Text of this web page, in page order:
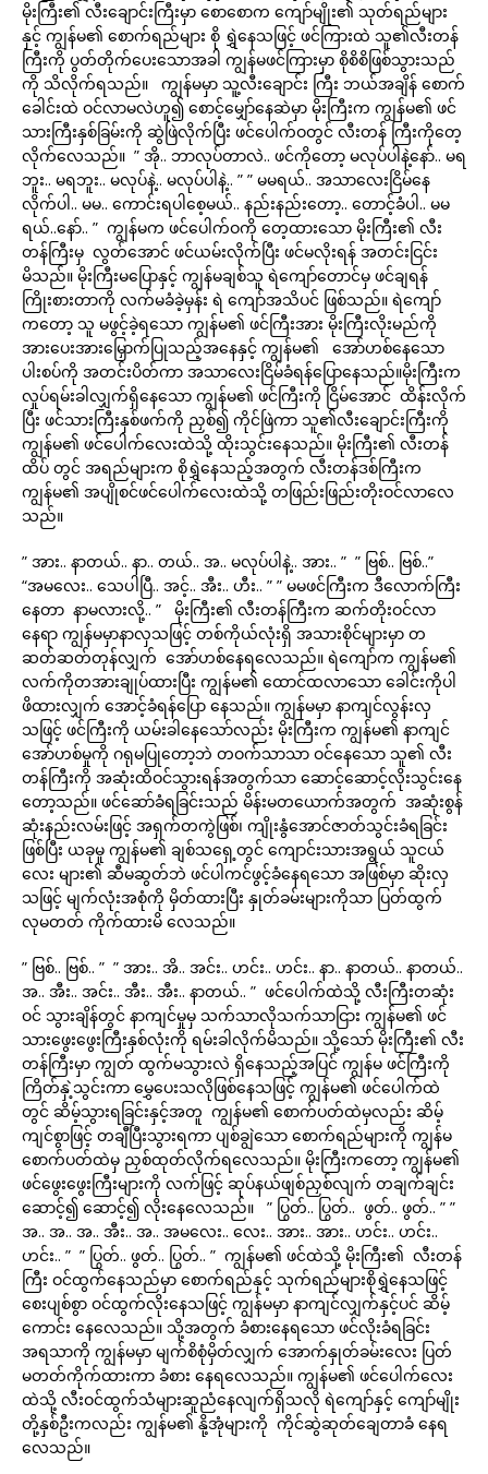
မိုးကြီး၏ လီးချောင်းကြီးမှာ စောစောက ကျော်မျိုး၏ သုတ်ရည်များ
နှင့် ကျွန်မ၏ စောက်ရည်များ စို ရွှဲနေသဖြင့် ဖင်ကြားထဲ သူ၏လီးတန်
ကြီးကို ပွတ်တိုက်ပေးသောအခါ ကျွန်မဖင်ကြားမှာ စိုစိစိဖြစ်သွားသည်
ကို သိလိုက်ရသည်။ ကျွန်မမှာ သူ့လီးချောင်း ကြီး ဘယ်အချိန် စောက်
ခေါင်းထဲ ဝင်လာမလဲဟူ၍ စောင့်မျှော်နေဆဲမှာ မိုးကြီးက ကျွန်မ၏ ဖင်
သားကြီးနှစ်ခြမ်းကို ဆွဲဖြဲလိုက်ပြီး ဖင်ပေါက်ဝတွင် လီးတန် ကြီးကိုတေ့
လိုက်လေသည်။ ” အို.. ဘာလုပ်တာလဲ.. ဖင်ကိုတော့ မလုပ်ပါနဲ့နော်.. မရ
ဘူး.. မရဘူး.. မလုပ်နဲ့.. မလုပ်ပါနဲ့.. ” ” မမရယ်.. အသာလေးငြိမ်နေ
လိုက်ပါ.. မမ.. ကောင်းရပါစေ့မယ်.. နည်းနည်းတော့.. တောင့်ခံပါ.. မမ
ရယ်..နော်.. ” ကျွန်မက ဖင်ပေါက်ဝကို တေ့ထားသော မိုးကြီး၏ လီး
တန်ကြီးမှ လွတ်အောင် ဖင်ယမ်းလိုက်ပြီး ဖင်မလိုးရန် အတင်းငြင်း
မိသည်။ မိုးကြီးမပြောနှင့် ကျွန်မချစ်သူ ရဲကျော်တောင်မှ ဖင်ချရန်
ကြိုးစားတာကို လက်မခံခဲ့မှန်း ရဲ ကျော်အသိပင် ဖြစ်သည်။ ရဲကျော်
ကတော့ သူ မဖွင့်ခဲ့ရသော ကျွန်မ၏ ဖင်ကြီးအား မိုးကြီးလိုးမည်ကို
အားပေးအားမြှောက်ပြုသည့်အနေနှင့် ကျွန်မ၏ အော်ဟစ်နေသော
ပါးစပ်ကို အတင်းပိတ်ကာ အသာလေးငြိမ်ခံရန်ပြောနေသည်။မိုးကြီးက
လှုပ်ရမ်းခါလျှက်ရှိနေသော ကျွန်မ၏ ဖင်ကြီးကို ငြိမ်အောင် ထိန်းလိုက်
ပြီး ဖင်သားကြီးနှစ်ဖက်ကို ညှစ်၍ ကိုင်ဖြဲကာ သူ၏လီးချောင်းကြီးကို
ကျွန်မ၏ ဖင်ပေါက်လေးထဲသို့ ထိုးသွင်းနေသည်။ မိုးကြီး၏ လီးတန်
ထိပ် တွင် အရည်များက စိုရွှဲနေသည့်အတွက် လီးတန်ဒစ်ကြီးက
ကျွန်မ၏ အပျိုစင်ဖင်ပေါက်လေးထဲသို့ တဖြည်းဖြည်းတိုးဝင်လာလေ
သည်။
” အား.. နာတယ်.. နာ.. တယ်.. အ.. မလုပ်ပါနဲ့.. အား.. ” ” ဗြစ်.. ဗြစ်..”
“အမလေး.. သေပါပြီ.. အင့်.. အီး.. ဟီး.. ” ” မမဖင်ကြီးက ဒီလောက်ကြီး
နေတာ နာမလားလို့.. ” မိုးကြီး၏ လီးတန်ကြီးက ဆက်တိုးဝင်လာ
နေရာ ကျွန်မမှာနာလှသဖြင့် တစ်ကိုယ်လုံးရှိ အသားစိုင်များမှာ တ
ဆတ်ဆတ်တုန်လျှက် အော်ဟစ်နေရလေသည်။ ရဲကျော်က ကျွန်မ၏
လက်ကိုတအားချုပ်ထားပြီး ကျွန်မ၏ ထောင်ထလာသော ခေါင်းကိုပါ
ဖိထားလျှက် အောင့်ခံရန်ပြော နေသည်။ ကျွန်မမှာ နာကျင်လွန်းလှ
သဖြင့် ဖင်ကြီးကို ယမ်းခါနေသော်လည်း မိုးကြီးက ကျွန်မ၏ နာကျင်
အော်ဟစ်မှုကို ဂရုမပြုတော့ဘဲ တဝက်သာသာ ဝင်နေသော သူ၏ လီး
တန်ကြီးကို အဆုံးထိဝင်သွားရန်အတွက်သာ ဆောင့်ဆောင့်လိုးသွင်းနေ
တော့သည်။ ဖင်ဆော်ခံရခြင်းသည် မိန်းမတယောက်အတွက် အဆုံးစွန်
ဆုံးနည်းလမ်းဖြင့် အရှက်တကွဲဖြစ်၊ ကျိုးနွံအောင်ဇာတ်သွင်းခံရခြင်း
ဖြစ်ပြီး ယခုမူ ကျွန်မ၏ ချစ်သရှေ့တွင် ကျောင်းသားအရွယ် သူငယ်
လေး များ၏ ဆီမဆွတ်ဘဲ ဖင်ပါကင်ဖွင့်ခံနေရသော အဖြစ်မှာ ဆိုးလှ
သဖြင့် မျက်လုံးအစုံကို မှိတ်ထားပြီး နှုတ်ခမ်းများကိုသာ ပြတ်ထွက်
လုမတတ် ကိုက်ထားမိ လေသည်။
” ဗြစ်.. ဗြစ်.. ” ” အား.. အိ.. အင်း.. ဟင်း.. ဟင်း.. နာ.. နာတယ်.. နာတယ်..
အ.. အီး.. အင်း.. အီး.. အီး.. နာတယ်.. ” ဖင်ပေါက်ထဲသို့ လီးကြီးတဆုံး
ဝင် သွားချိန်တွင် နာကျင်မှုမှ သက်သာလိုသက်သာငြား ကျွန်မ၏ ဖင်
သားဖွေးဖွေးကြီးနှစ်လုံးကို ရမ်းခါလိုက်မိသည်။ သို့သော် မိုးကြီး၏ လီး
တန်ကြီးမှာ ကျွတ် ထွက်မသွားလဲ ရှိနေသည့်အပြင် ကျွန်မ ဖင်ကြီးကို
ကြိတ်နှဲ့သွင်းကာ မွှေပေးသလိုဖြစ်နေသဖြင့် ကျွန်မ၏ ဖင်ပေါက်ထဲ
တွင် ဆိမ့်သွားရခြင်းနှင့်အတူ ကျွန်မ၏ စောက်ပတ်ထဲမှလည်း ဆိမ့်
ကျင်စွာဖြင့် တချီပြီးသွားရကာ ပျစ်ချွဲသော စောက်ရည်များကို ကျွန်မ
စောက်ပတ်ထဲမှ ညှစ်ထုတ်လိုက်ရလေသည်။ မိုးကြီးကတော့ ကျွန်မ၏
ဖင်ဖွေးဖွေးကြီးများကို လက်ဖြင့် ဆုပ်နယ်ဖျစ်ညှစ်လျက် တချက်ချင်း
ဆောင့်၍ ဆောင့်၍ လိုးနေလေသည်။ ” ပြွတ်.. ပြွတ်.. ဖွတ်.. ဖွတ်.. ” ”
အ.. အ.. အ.. အီး.. အ.. အမလေး.. လေး.. အား.. အား.. ဟင်း.. ဟင်း..
ဟင်း.. ” ” ပြွတ်.. ဖွတ်.. ပြွတ်.. ” ကျွန်မ၏ ဖင်ထဲသို့ မိုးကြီး၏ လီးတန်
ကြီး ဝင်ထွက်နေသည်မှာ စောက်ရည်နှင့် သုက်ရည်များစိုရွှဲနေသဖြင့်
စေးပျစ်စွာ ဝင်ထွက်လိုးနေသဖြင့် ကျွန်မမှာ နာကျင်လျှက်နှင့်ပင် ဆိမ့်
ကောင်း နေလေသည်။ သို့အတွက် ခံစားနေရသော ဖင်လိုးခံရခြင်း
အရသာကို ကျွန်မမှာ မျက်စိစုံမှိတ်လျှက် အောက်နှုတ်ခမ်းလေး ပြတ်
မတတ်ကိုက်ထားကာ ခံစား နေရလေသည်။ ကျွန်မ၏ ဖင်ပေါက်လေး
ထဲသို့ လီးဝင်ထွက်သံများဆူညံနေလျက်ရှိသလို ရဲကျော်နှင့် ကျော်မျိုး
တို့နှစ်ဦးကလည်း ကျွန်မ၏ နို့အုံများကို ကိုင်ဆွဲဆုတ်ချေတာခံ နေရ
လေသည်။